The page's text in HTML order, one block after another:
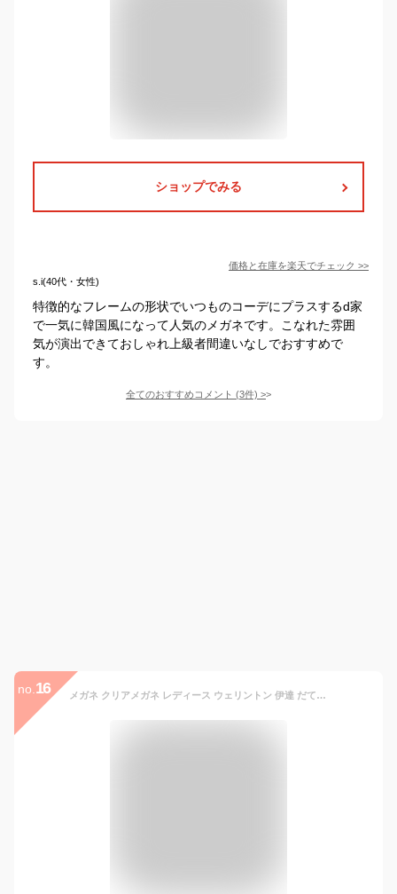
ショップでみる
価格と在庫を楽天でチェック >>
s.i(40代・女性)
特徴的なフレームの形状でいつものコーデにプラスするd家
で一気に韓国風になって人気のメガネです。こなれた雰囲
気が演出できておしゃれ上級者間違いなしでおすすめで
す。
全てのおすすめコメント (3件) >
no. 16 メガネ クリアメガネ レディース ウェリントン 伊達 だて 鼻あて 透明 クリア 黒 ブラック 韓国 ファッション